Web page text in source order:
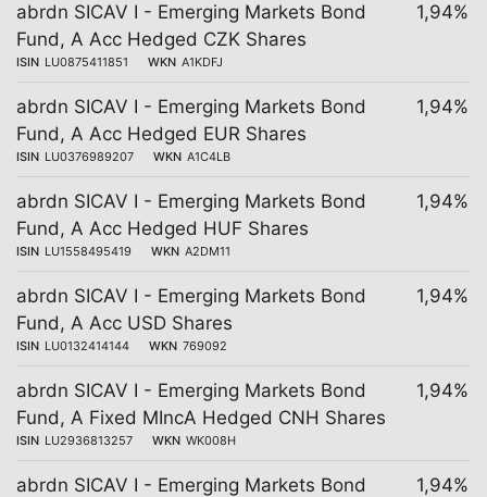
abrdn SICAV I - Emerging Markets Bond
Fund, A Acc Hedged CZK Shares
ISIN LU0875411851 WKN A1KDFJ
1,94%
abrdn SICAV I - Emerging Markets Bond
Fund, A Acc Hedged EUR Shares
ISIN LU0376989207 WKN A1C4LB
1,94%
abrdn SICAV I - Emerging Markets Bond
Fund, A Acc Hedged HUF Shares
ISIN LU1558495419 WKN A2DM11
1,94%
abrdn SICAV I - Emerging Markets Bond
Fund, A Acc USD Shares
ISIN LU0132414144 WKN 769092
1,94%
abrdn SICAV I - Emerging Markets Bond
Fund, A Fixed MIncA Hedged CNH Shares
ISIN LU2936813257 WKN WK008H
1,94%
abrdn SICAV I - Emerging Markets Bond
1,94%